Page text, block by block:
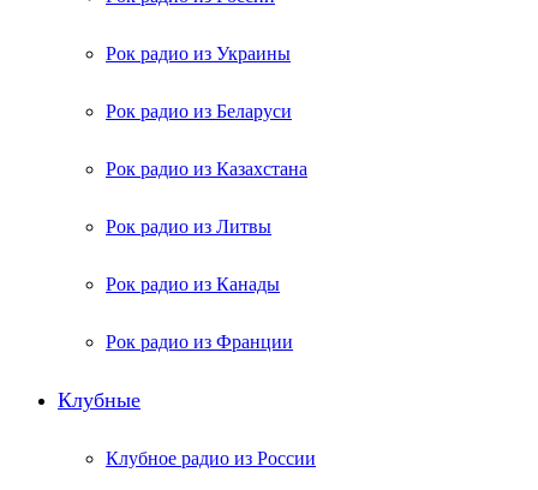
Рок радио из Украины
Рок радио из Беларуси
Рок радио из Казахстана
Рок радио из Литвы
Рок радио из Канады
Рок радио из Франции
Клубные
Клубное радио из России